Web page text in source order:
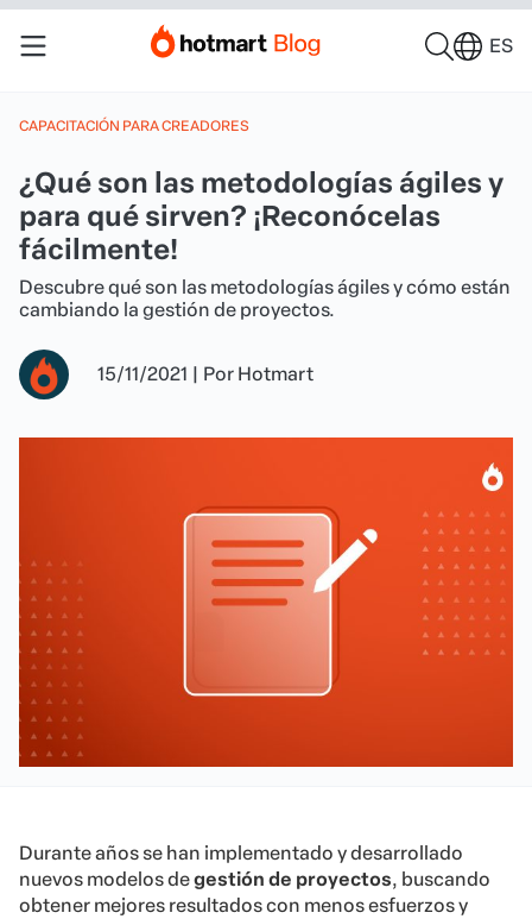
ES
CAPACITACIÓN PARA CREADORES
¿Qué son las metodologías ágiles y
para qué sirven? ¡Reconócelas
fácilmente!
Descubre qué son las metodologías ágiles y cómo están
cambiando la gestión de proyectos.
15/11/2021 | Por Hotmart
Durante años se han implementado y desarrollado
nuevos modelos degestión de proyectos, buscando
obtener mejores resultados con menos esfuerzos y